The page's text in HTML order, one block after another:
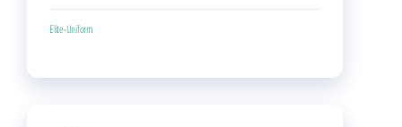
Elite-Uniform